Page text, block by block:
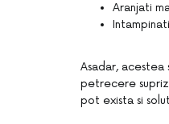
Aranjati
Asadar,
petrecere
pot exista si